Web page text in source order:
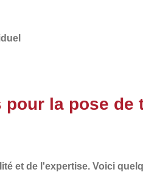
la pose
et de l'expertise. Voici